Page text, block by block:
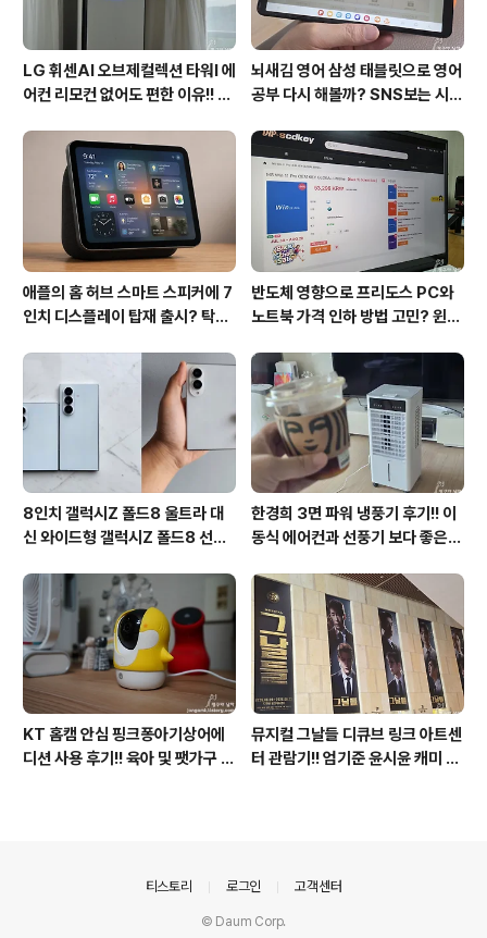
LG 휘센AI 오브제컬렉션 타워I 에
어컨 리모컨 없어도 편한 이유!! 7
후기
뇌새김 영어 삼성 태블릿으로 영어
공부 다시 해볼까? SNS보는 시간
애플의 홈 허브 스마트 스피커에 7
인치 디스플레이 탑재 출시? 탁상
체제 적용!!
반도체 영향으로 프리도스 PC와
노트북 가격 인하 방법 고민? 윈도
방법?(feat. vip-scdkeys)
8인치 갤럭시Z 폴드8 울트라 대
신 와이드형 갤럭시Z 폴드8 선
이 미제공!!
한경희 3면 파워 냉풍기 후기!! 이
동식 에어컨과 선풍기 보다 좋은
KT 홈캠 안심 핑크퐁아기상어에
디션 사용 후기!! 육아 및 팻가구 그
뮤지컬 그날들 디큐브 링크 아트센
터 관람기!! 엄기준 윤시윤 캐미 연
티스토리 로그인 고객센터
© Daum Corp.